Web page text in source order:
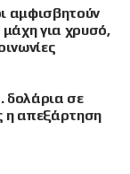
αμφισβητούν
για χρυσό,
δολάρια σε
η απεξάρτηση